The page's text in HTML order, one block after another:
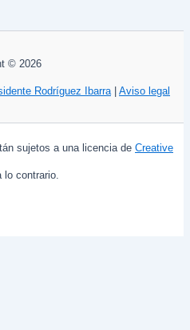
© 2026
Rodríguez Ibarra| Aviso legal
sujetos a una licencia de Creative
lo contrario.